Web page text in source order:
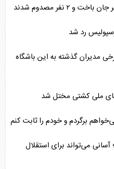
۲ نفر مصدوم شدند
رد شد
مدیران گذشته به این باشگاه
ملی کشتی مختل شد
برگردم و خودم را ثابت کنم
می‌تواند برای استقلال